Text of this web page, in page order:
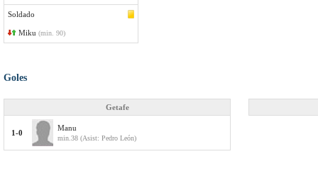
Soldado
Miku (min. 90)
Goles
Getafe
1-0
Manu
min.38 (Asist: Pedro León)